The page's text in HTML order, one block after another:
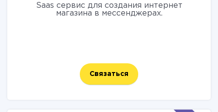
Saas сервис для создания интернет
магазина в мессенджерах.
Связаться